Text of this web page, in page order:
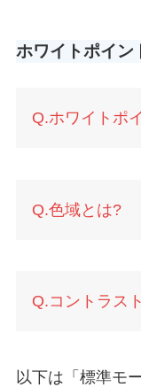
ホワイトポイン
Q.ホワイトポ
Q.色域とは?
Q.コントラス
以下は「標準モ